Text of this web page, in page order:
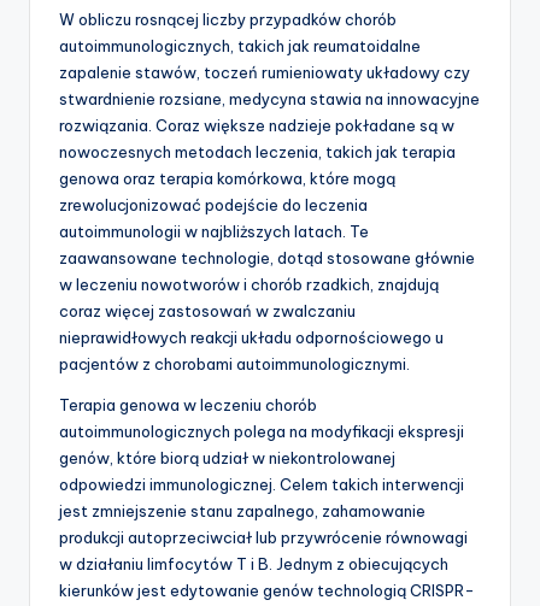
W obliczu rosnącej liczby przypadków chorób
autoimmunologicznych, takich jak reumatoidalne
zapalenie stawów, toczeń rumieniowaty układowy czy
stwardnienie rozsiane, medycyna stawia na innowacyjne
rozwiązania. Coraz większe nadzieje pokładane są w
nowoczesnych metodach leczenia, takich jak terapia
genowa oraz terapia komórkowa, które mogą
zrewolucjonizować podejście do leczenia
autoimmunologii w najbliższych latach. Te
zaawansowane technologie, dotąd stosowane głównie
w leczeniu nowotworów i chorób rzadkich, znajdują
coraz więcej zastosowań w zwalczaniu
nieprawidłowych reakcji układu odpornościowego u
pacjentów z chorobami autoimmunologicznymi.
Terapia genowa w leczeniu chorób
autoimmunologicznych polega na modyfikacji ekspresji
genów, które biorą udział w niekontrolowanej
odpowiedzi immunologicznej. Celem takich interwencji
jest zmniejszenie stanu zapalnego, zahamowanie
produkcji autoprzeciwciał lub przywrócenie równowagi
w działaniu limfocytów T i B. Jednym z obiecujących
kierunków jest edytowanie genów technologią CRISPR-